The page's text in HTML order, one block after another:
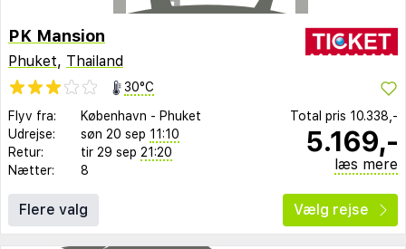
PK Mansion
Phuket, Thailand
30°C
Flyv fra:
København - Phuket
Udrejse:
søn 20 sep 11:10
Retur:
tir 29 sep 21:20
Nætter:
8
Total pris 10.338,-
5.169,-
læs mere
Flere valg Vælg rejse